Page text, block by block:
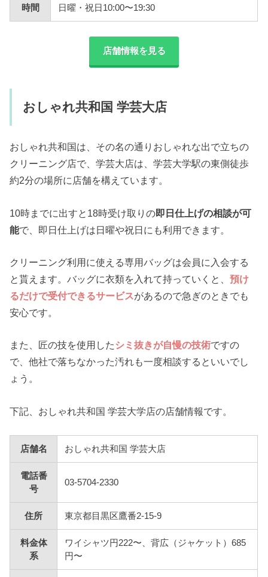
時間
日曜・祝日10:00〜19:30
店舗情報を見る
おしゃれ共和国 学芸大店
おしゃれ共和国は、その名の通りおしゃれな出で立ちの
クリーニング店で、学芸大店は、学芸大学駅の東側徒歩
約2分の場所に店舗を構えています。
10時までに出すと18時受け取りの即日仕上げの相談が可
能で、即日仕上げは日曜や祝日にも利用できます。
クリーニング利用に使える専用バッグは会員に入会する
と貰えます。バッグに衣類を入れて持っていくと、預け
るだけで受付できるサービスがあるので急ぎのときでも
安心です。
また、匠の技を使用した シミ抜きが自慢の技術ですの
で、他社で落ちなかった汚れも一度相談するといいでし
ょう。
下記、おしゃれ共和国 学芸大学店の店舗情報です。
店舗名 おしゃれ共和国 学芸大店
電話番
号
03-5704-2330
住所 東京都目黒区鷹番2-15-9
料金体
系
ワイシャツ円222〜、背広（ジャケット）685
円〜